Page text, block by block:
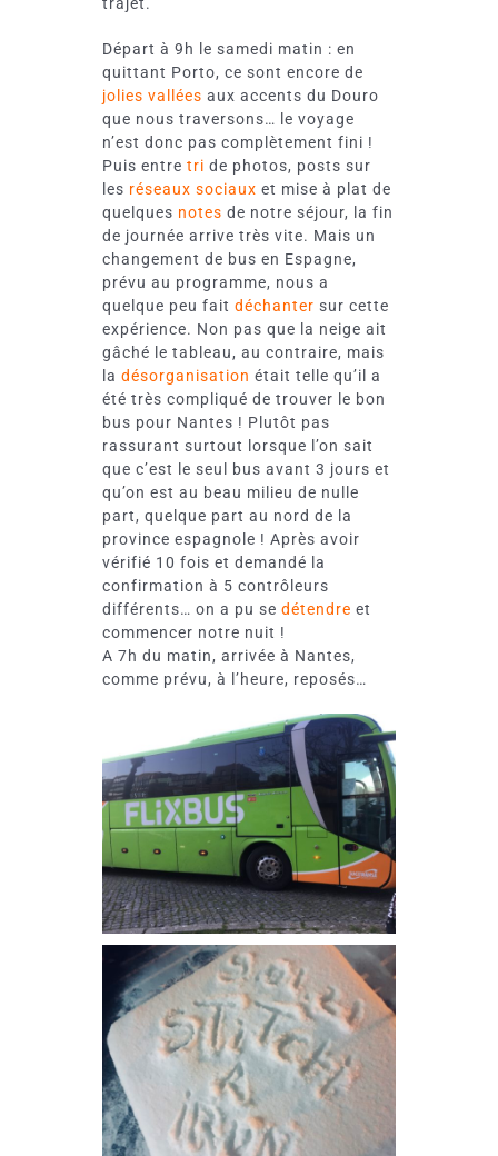
Départ à 9h le samedi matin : en
quittant Porto, ce sont encore de
jolies vallées aux accents du Douro
que nous traversons… le voyage
n’est donc pas complètement fini !
Puis entretri de photos, posts sur
les réseaux sociaux et mise à plat de
quelques notes de notre séjour, la fin
de journée arrive très vite. Mais un
changement de bus en Espagne,
prévu au programme, nous a
quelque peu faitdéchanter sur cette
expérience. Non pas que la neige ait
gâché le tableau, au contraire, mais
ladésorganisation était telle qu’il a
été très compliqué de trouver le bon
bus pour Nantes ! Plutôt pas
rassurant surtout lorsque l’on sait
que c’est le seul bus avant 3 jours et
qu’on est au beau milieu de nulle
part, quelque part au nord de la
province espagnole ! Après avoir
vérifié 10 fois et demandé la
confirmation à 5 contrôleurs
différents… on a pu sedétendre et
commencer notre nuit !
A 7h du matin, arrivée à Nantes,
comme prévu, à l’heure, reposés…